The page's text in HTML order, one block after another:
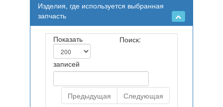
Изделия, где используется выбранная
запчасть
Показать
записей
Поиск:
Предыдущая Следующая